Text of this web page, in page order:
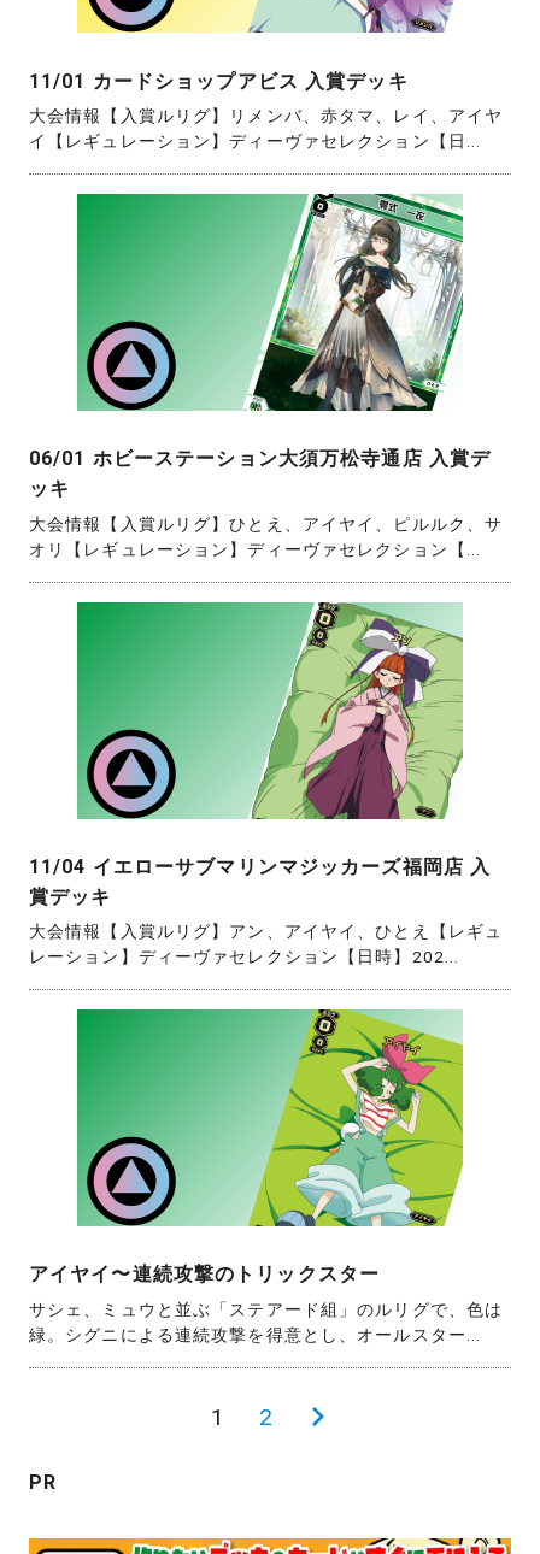
11/01 カードショップアビス 入賞デッキ
大会情報【入賞ルリグ】リメンバ、赤タマ、レイ、アイヤ
イ【レギュレーション】ディーヴァセレクション【日...
06/01 ホビーステーション大須万松寺通店 入賞デ
ッキ
大会情報【入賞ルリグ】ひとえ、アイヤイ、ピルルク、サ
オリ【レギュレーション】ディーヴァセレクション【...
11/04 イエローサブマリンマジッカーズ福岡店 入
賞デッキ
大会情報【入賞ルリグ】アン、アイヤイ、ひとえ【レギュ
レーション】ディーヴァセレクション【日時】202...
アイヤイ〜連続攻撃のトリックスター
サシェ、ミュウと並ぶ「ステアード組」のルリグで、色は
緑。シグニによる連続攻撃を得意とし、オールスター...
の
ペ
1 2
次
ー
PR